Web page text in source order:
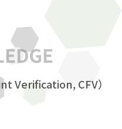
Verification, CFV）